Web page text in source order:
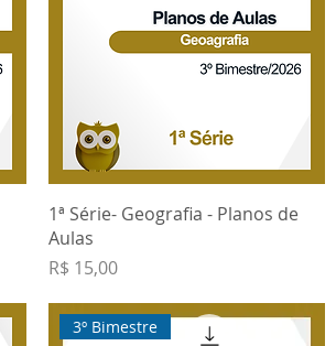
1ª Série- Geografia - Planos de
Aulas
Preço
R$ 15,00
3º Bimestre